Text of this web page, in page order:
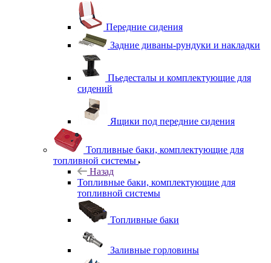
Передние сидения
Задние диваны-рундуки и накладки
Пьедесталы и комплектующие для
сидений
Ящики под передние сидения
Топливные баки, комплектующие для
топливной системы
Назад
Топливные баки, комплектующие для
топливной системы
Топливные баки
Заливные горловины